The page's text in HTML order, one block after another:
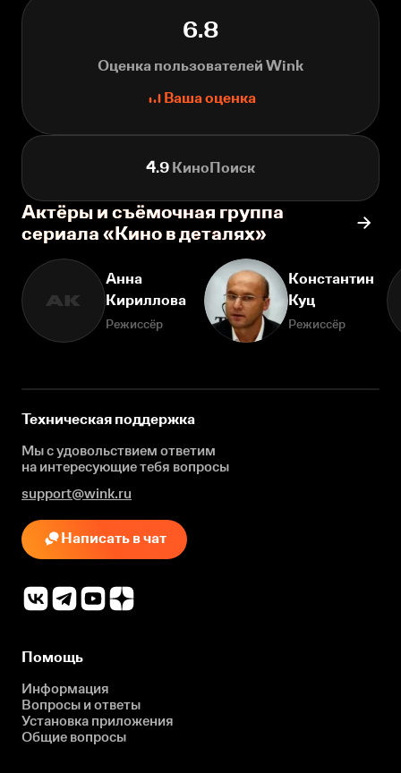
6.8
Оценка пользователей Wink
Ваша оценка
4.9 КиноПоиск
Актёры и съёмочная группа
сериала «Кино в деталях»
АК
Анна
Кириллова
Режиссёр
Константин
Куц
Режиссёр
Техническая поддержка
Мы с удовольствием ответим
на интересующиетебя вопросы
support@wink.ru
Написать в чат
Помощь
Информация
Вопросы и ответы
Установка приложения
Общие вопросы